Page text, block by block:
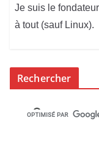
Je suis le
à tout (sauf Linux).
Rechercher